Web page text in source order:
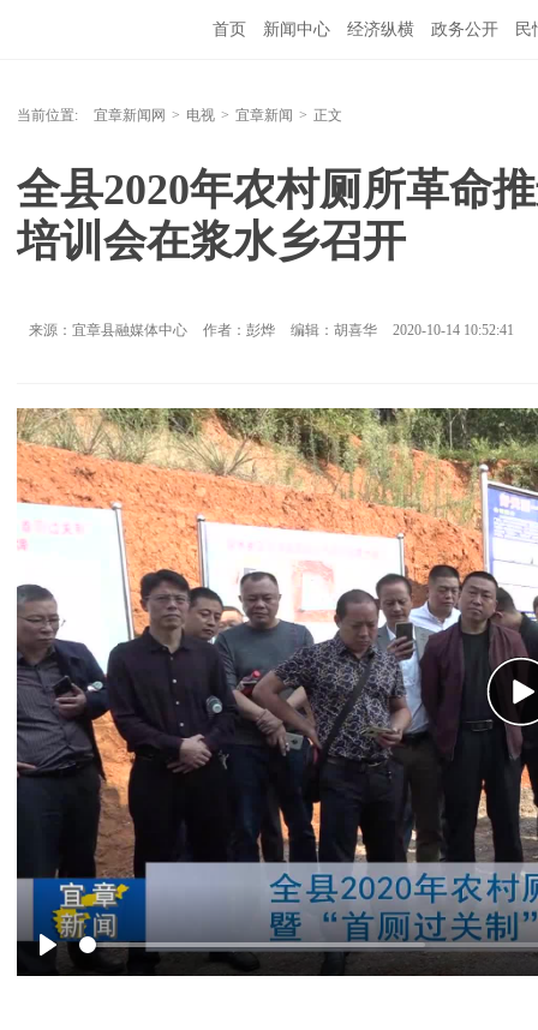
首页 新闻中心 经济纵横 政务公开 民
当前位置: 宜章新闻网 > 电视 > 宜章新闻 > 正文
全县2020年农村厕所革命
培训会在浆水乡召开
来源：宜章县融媒体中心 作者：彭烨 编辑：胡喜华 2020-10-14 10:52:41
Play